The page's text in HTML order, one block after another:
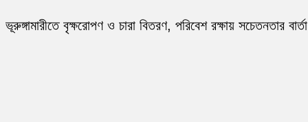
ভূরুঙ্গামারীতে বৃক্ষরোপণ ও চারা বিতরণ, পরিবেশ রক্ষায় সচেতনতার বার্তা